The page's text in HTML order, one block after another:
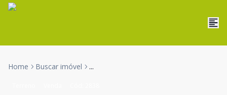
Home Buscar imóvel ...